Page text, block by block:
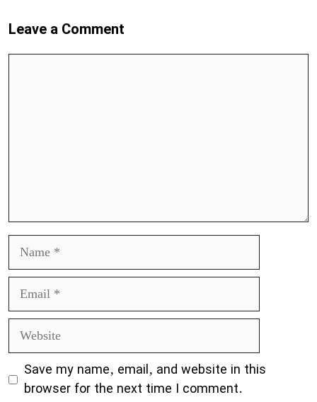
Leave a Comment
Name
Email
Website
Save my name, email, and website in this
browser for the next time I comment.